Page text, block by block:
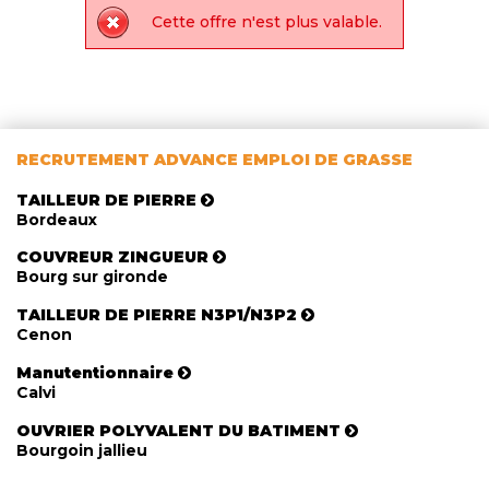
Cette offre n'est plus valable.
RECRUTEMENT ADVANCE EMPLOI DE GRASSE
TAILLEUR DE PIERRE
Bordeaux
COUVREUR ZINGUEUR
Bourg sur gironde
TAILLEUR DE PIERRE N3P1/N3P2
Cenon
Manutentionnaire
Calvi
OUVRIER POLYVALENT DU BATIMENT
Bourgoin jallieu